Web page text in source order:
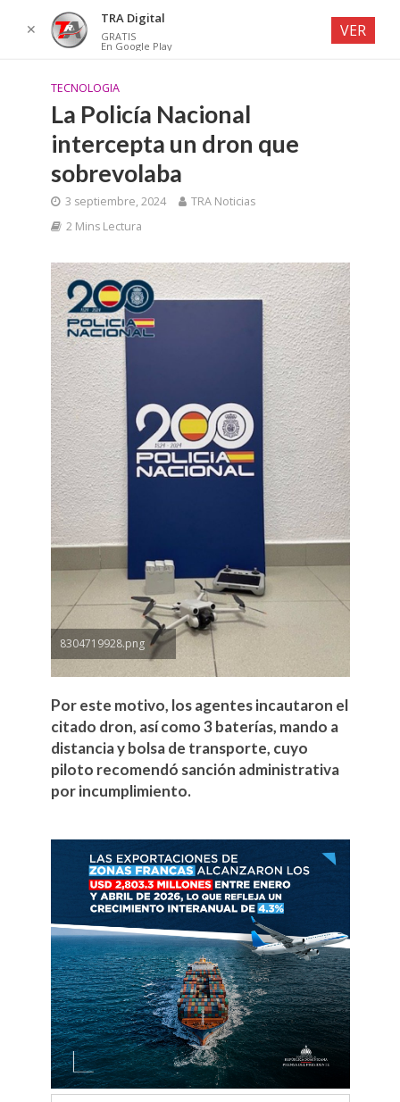
TECNOLOGIA
La Policía Nacional
intercepta un dron que
sobrevolaba
3 septiembre, 2024
TRA Noticias
2 Mins Lectura
8304719928.png
Por este motivo, los agentes incautaron el
citado dron, así como 3 baterías, mando a
distancia y bolsa de transporte, cuyo
piloto recomendó sanción administrativa
por incumplimiento.
✕
TRA Digital
GRATIS
En Google Play
VER